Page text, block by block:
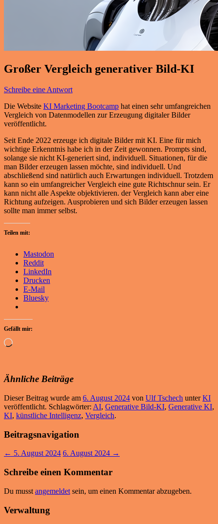
Großer Vergleich generativer Bild-KI
Schreibe eine Antwort
Die Website KI Marketing Bootcamp hat einen sehr umfangreichen
Vergleich von Datenmodellen zur Erzeugung digitaler Bilder
veröffentlicht.
Seit Ende 2022 erzeuge ich digitale Bilder mit KI. Eine für mich
wichtige Erkenntnis habe ich in der Zeit gewonnen. Prompts sind,
solange sie nicht KI-generiert sind, individuell. Situationen, für die
man Bilder erzeugen lassen möchte, sind individuell. Und
abschließend sind natürlich auch Erwartungen individuell. Trotzdem
kann so ein umfangreicher Vergleich eine gute Richtschnur sein. Er
kann nicht alle Aspekte objektivieren. der Vergleich kann aber eine
Richtung aufzeigen. Ausprobieren und sich Bilder erzeugen lassen
sollte man immer selbst.
Teilen mit:
Mastodon
Reddit
LinkedIn
Drucken
E-Mail
Bluesky
Gefällt mir:
Wird
Ähnliche Beiträge
Dieser Beitrag wurde am 6. August 2024 von Ulf Tschech unterKI
veröffentlicht. Schlagwörter: AI, Generative Bild-KI, Generative KI,
KI, künstliche Intelligenz, Vergleich.
Beitragsnavigation
← 5. August 2024 6. August 2024 →
Schreibe einen Kommentar
Du musst angemeldet sein, um einen Kommentar abzugeben.
Verwaltung